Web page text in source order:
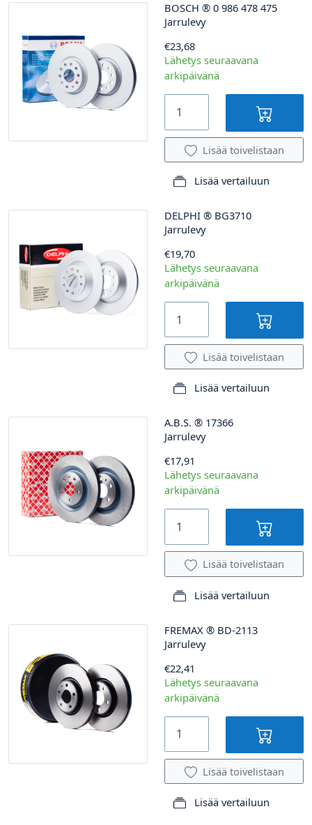
BOSCH ® 0 986 478 475
Jarrulevy
€23,68
Lähetys seuraavana
arkipäivänä
Lisää toivelistaan
Lisää vertailuun
DELPHI ® BG3710
Jarrulevy
€19,70
Lähetys seuraavana
arkipäivänä
Lisää toivelistaan
Lisää vertailuun
A.B.S. ® 17366
Jarrulevy
€17,91
Lähetys seuraavana
arkipäivänä
Lisää toivelistaan
Lisää vertailuun
FREMAX ® BD-2113
Jarrulevy
€22,41
Lähetys seuraavana
arkipäivänä
Lisää toivelistaan
Lisää vertailuun